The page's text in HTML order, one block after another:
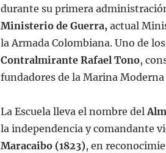
durante su primera
Ministerio de Guerra,actual
la Armada Colombiana. Uno de
Contralmirante Rafael Tono,
fundadores de la Marina
La Escuela lleva el nombre del
la independencia y comandante
Maracaibo (1823), en